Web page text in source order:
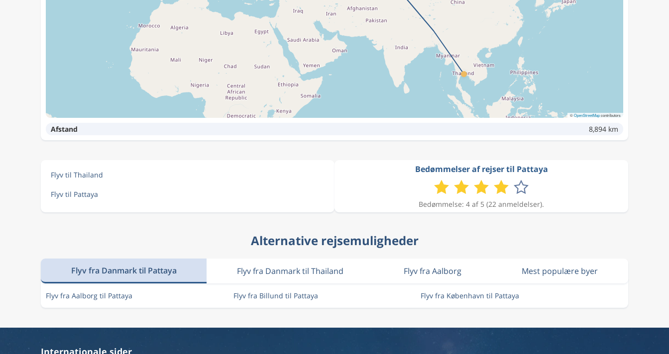
©OpenStreetMapcontributors
Afstand 8,894 km
Flyv til Thailand
Flyv til Pattaya
Bedømmelser af rejser til Pattaya
Bedømmelse: 4 af 5 (22 anmeldelser).
Alternative rejsemuligheder
Flyv fra Danmark til Pattaya Flyv fra Danmark til Thailand Flyv fra Aalborg Mest populære byer
Flyv fra Aalborg til Pattaya Flyv fra Billund til Pattaya Flyv fra København til Pattaya
Internationale sider